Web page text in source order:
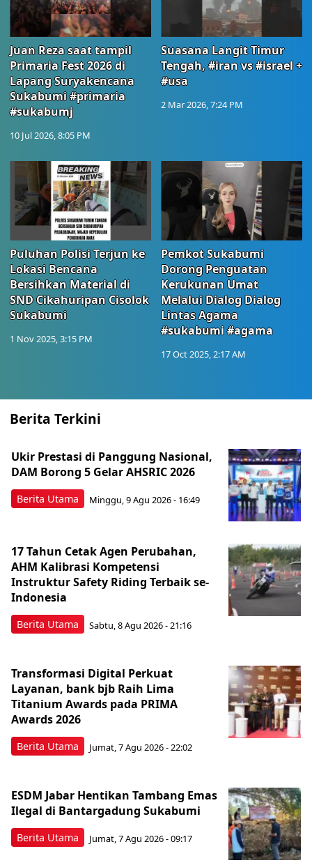
Juan Reza saat tampil
Primaria Fest 2026 di
Lapang Suryakencana
Sukabumi #primaria
#sukabumj
10 Jul 2026, 8:05 PM
Suasana Langit Timur
Tengah, #iran vs #israel +
#usa
2 Mar 2026, 7:24 PM
Puluhan Polisi Terjun ke
Lokasi Bencana
Bersihkan Material di
SND Cikahuripan Cisolok
Sukabumi
1 Nov 2025, 3:15 PM
Pemkot Sukabumi
Dorong Penguatan
Kerukunan Umat
Melalui Dialog Dialog
Lintas Agama
#sukabumi #agama
17 Oct 2025, 2:17 AM
Berita Terkini
Berita Utama
Ukir Prestasi di Panggung Nasional,
DAM Borong 5 Gelar AHSRIC 2026
Minggu, 9 Agu 2026 - 16:49
Berita Utama
17 Tahun Cetak Agen Perubahan,
AHM Kalibrasi Kompetensi
Instruktur Safety Riding Terbaik se-
Indonesia
Sabtu, 8 Agu 2026 - 21:16
Berita Utama
Transformasi Digital Perkuat
Layanan, bank bjb Raih Lima
Titanium Awards pada PRIMA
Awards 2026
Jumat, 7 Agu 2026 - 22:02
Berita Utama
ESDM Jabar Hentikan Tambang Emas
Ilegal di Bantargadung Sukabumi
Jumat, 7 Agu 2026 - 09:17